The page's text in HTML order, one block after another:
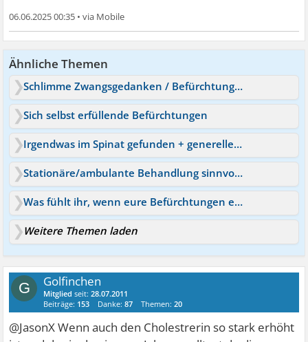
06.06.2025 00:35 •
Ähnliche Themen
Schlimme Zwangsgedanken / Befürchtungen
Sich selbst erfüllende Befürchtungen
Irgendwas im Spinat gefunden + generelle Befürchtungen
Stationäre/ambulante Behandlung sinnvoll? Befürchtungen
Was fühlt ihr, wenn eure Befürchtungen eintreffen?
Weitere Themen laden
G Golfinchen
Mitglied seit:28.07.2011
Beiträge: 153 Danke:87 Themen:20
@JasonX Wenn auch den Cholestrerin so stark erhöht